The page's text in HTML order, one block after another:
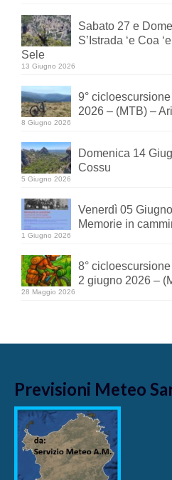
Sabato 27 e
S’Istrada ‘e Coa
Sele
13 Giugno 2026
9°
2026 – (MTB) –
8 Giugno 2026
Domenica 14
Cossu
5 Giugno 2026
Venerdì 05
Memorie in
1 Giugno 2026
8°
2 giugno 2026 –
28 Maggio 2026
Previsioni Meteo